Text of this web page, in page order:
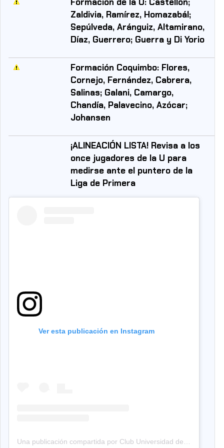
Zaldivia, Ramírez, Homazabál;
Sepúlveda, Aránguiz, Altamirano,
Díaz, Guerrero; Guerra y Di Yorio
Formación Coquimbo: Flores,
Cornejo, Fernández, Cabrera,
Salinas; Galani, Camargo,
Chandía, Palavecino, Azócar;
Johansen
¡ALINEACIÓN LISTA! Revisa a los
once jugadores de la U para
medirse ante el puntero de la
Liga de Primera
Ver esta publicación en Instagram
Una publicación compartida por Club Universidad de Chile (@udechileoficial)